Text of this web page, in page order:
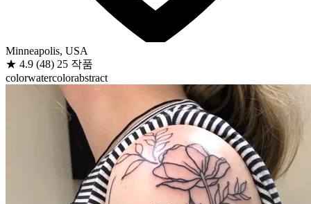
Minneapolis, USA
★ 4.9 (48) 25 작품
colorwatercolorabstract